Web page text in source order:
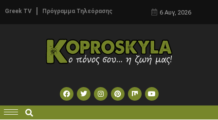
Greek TV Πρόγραμμα Τηλεόρασης 6 Αυγ, 2026